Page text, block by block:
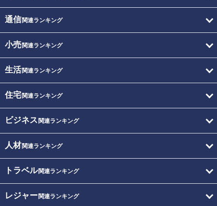
通信関連ランキング
小売関連ランキング
生活関連ランキング
住宅関連ランキング
ビジネス 関連ランキング
人材関連ランキング
トラベル関連ランキング
レジャー関連ランキング